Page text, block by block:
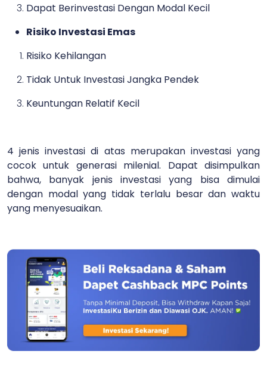
Dapat Berinvestasi Dengan Modal Kecil
Risiko Investasi Emas
Risiko Kehilangan
Tidak Untuk Investasi Jangka Pendek
Keuntungan Relatif Kecil
4 jenis investasi di atas merupakan investasi yang
cocok untuk generasi milenial. Dapat disimpulkan
bahwa, banyak jenis investasi yang bisa dimulai
dengan modal yang tidak terlalu besar dan waktu
yang menyesuaikan.